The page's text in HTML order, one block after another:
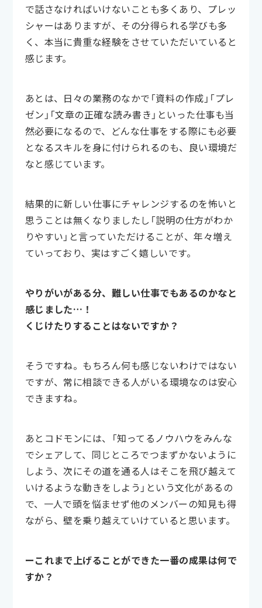
で話さなければいけないことも多くあり、プレッ
シャーはありますが、その分得られる学びも多
く、本当に貴重な経験をさせていただいていると
感じます。
あとは、日々の業務のなかで「資料の作成」「プレ
ゼン」「文章の正確な読み書き」といった仕事も当
然必要になるので、どんな仕事をする際にも必要
となるスキルを身に付けられるのも、良い環境だ
なと感じています。
結果的に新しい仕事にチャレンジするのを怖いと
思うことは無くなりましたし「説明の仕方がわか
りやすい」と言っていただけることが、年々増え
ていっており、実はすごく嬉しいです。
やりがいがある分、難しい仕事でもあるのかなと
感じました…！
くじけたりすることはないですか？
そうですね。もちろん何も感じないわけではない
ですが、常に相談できる人がいる環境なのは安心
できますね。
あとコドモンには、「知ってるノウハウをみんな
でシェアして、同じところでつまずかないように
しよう、次にその道を通る人はそこを飛び越えて
いけるような動きをしよう」という文化があるの
で、一人で頭を悩ませず他のメンバーの知見も得
ながら、壁を乗り越えていけていると思います。
ーこれまで上げることができた一番の成果は何で
すか？